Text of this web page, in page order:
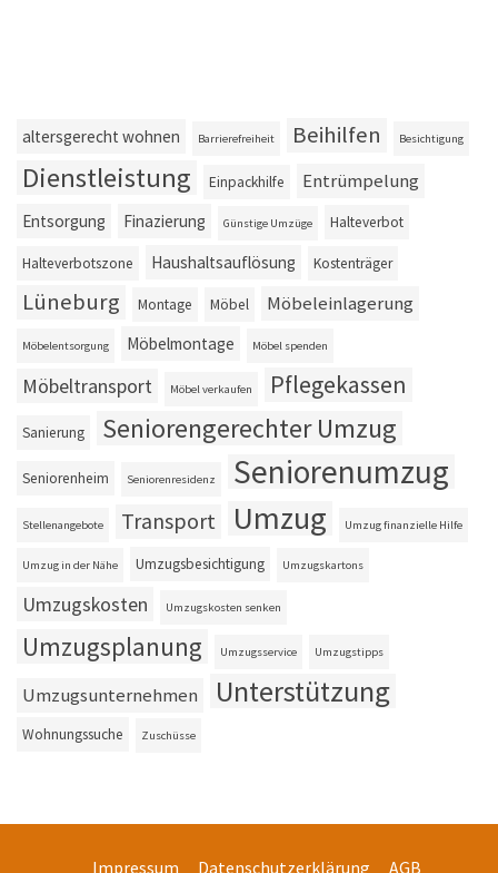
altersgerecht wohnen Barrierefreiheit Beihilfen Besichtigung
Dienstleistung Einpackhilfe Entrümpelung
Entsorgung Finazierung Günstige Umzüge Halteverbot
Halteverbotszone Haushaltsauflösung Kostenträger
Lüneburg Montage Möbel Möbeleinlagerung
Möbelentsorgung Möbelmontage Möbel spenden
Möbeltransport Möbel verkaufen Pflegekassen
Sanierung Seniorengerechter Umzug
Seniorenheim Seniorenresidenz Seniorenumzug
Stellenangebote Transport Umzug Umzug finanzielle Hilfe
Umzug in der Nähe Umzugsbesichtigung Umzugskartons
Umzugskosten Umzugskosten senken
Umzugsplanung Umzugsservice Umzugstipps
Umzugsunternehmen Unterstützung
Wohnungssuche Zuschüsse
Impressum Datenschutzerklärung AGB